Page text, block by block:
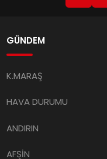
GÜNDEM
K.MARAŞ
HAVA DURUMU
ANDIRIN
AFŞİN